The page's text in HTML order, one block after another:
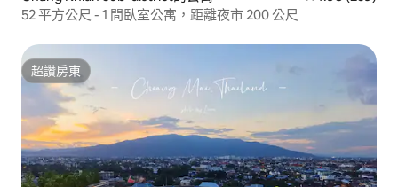
52 平方公尺 - 1 間臥室公寓，距離夜市 200 公尺
超讚房東
超讚房東